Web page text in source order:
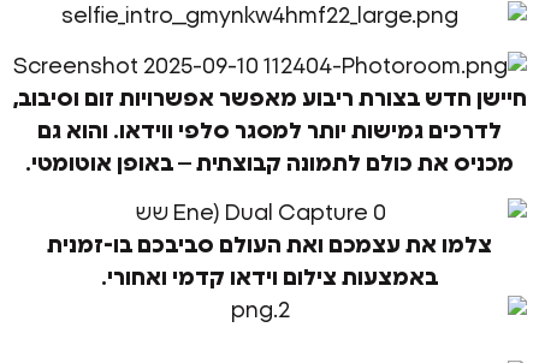
בצורת ריבוע מאפשר אפשרויות זום וסיבוב,
גמישות יותר למסגר סלפי ווידאו. והוא גם
את כולם לתמונה קבוצתית – באופן אוטומטי.
את עצמכם ואת העולם סביבכם בו-זמנית
באמצעות צילום וידאו קדמי ואחורי.